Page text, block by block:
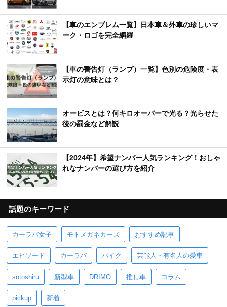
【車のエンブレム一覧】日本車＆外車の珍しいマ
ーク・ロゴを完全網羅
【車の警告灯（ランプ）一覧】色別の危険度・表
示灯の意味とは？
オービスとは？何キロオーバーで光る？光らせた
後の罰金など解説
【2024年】希望ナンバー人気ランキング！おしゃ
れなナンバーの選び方を紹介
話題のキーワード
カーラバ女子 モトメガネカーズ おすすめ記事
エピソード カーラバ バイク 芸能人・有名人の愛車
sotoshiru 新型車 DRIMO 推し車 コラム
pickup 新着